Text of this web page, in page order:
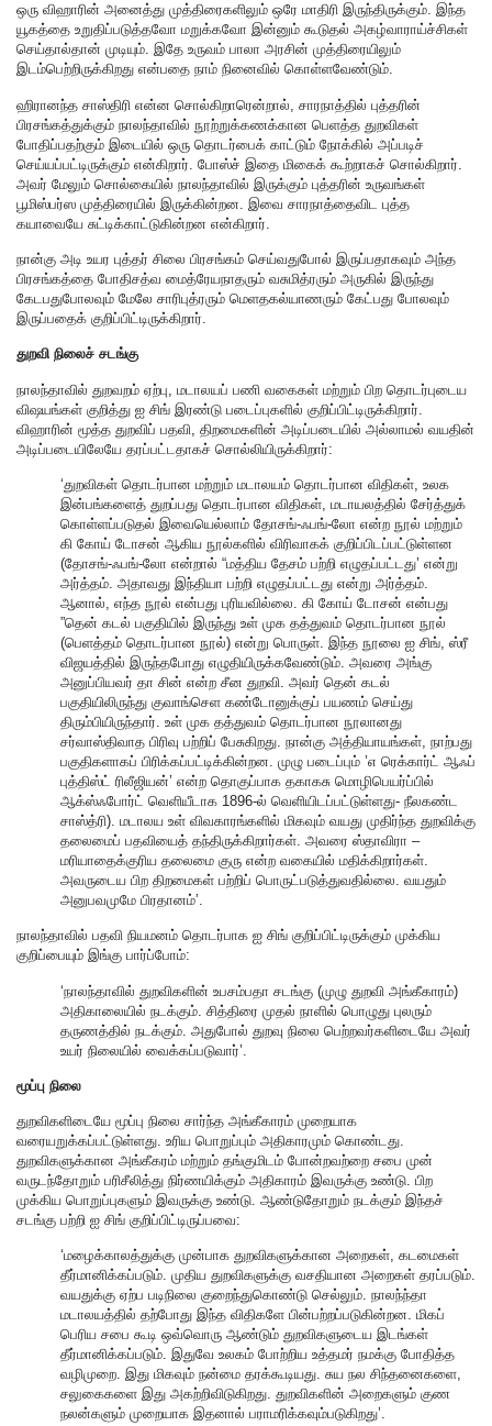
ஒரு விஹாரின் அனைத்து முத்திரைகளிலும் ஒரே மாதிரி இருந்திருக்கும். இந்த
யூகத்தை உறுதிப்படுத்தவோ மறுக்கவோ இன்னும் கூடுதல் அகழ்வாராய்ச்சிகள்
செய்தால்தான் முடியும். இதே உருவம் பாலா அரசின் முத்திரையிலும்
இடம்பெற்றிருக்கிறது என்பதை நாம் நினைவில் கொள்ளவேண்டும்.
ஹிரானந்த சாஸ்திரி என்ன சொல்கிறாரென்றால், சாரநாத்தில் புத்தரின்
பிரசங்கத்துக்கும் நாலந்தாவில் நூற்றுக்கணக்கான பெளத்த துறவிகள்
போதிப்பதற்கும் இடையில் ஒரு தொடர்பைக் காட்டும் நோக்கில் அப்படிச்
செய்யப்பட்டிருக்கும் என்கிறார். போஸ்ச் இதை மிகைக் கூற்றாகச் சொல்கிறார்.
அவர் மேலும் சொல்கையில் நாலந்தாவில் இருக்கும் புத்தரின் உருவங்கள்
பூமிஸ்பர்ஸ முத்திரையில் இருக்கின்றன. இவை சாரநாத்தைவிட புத்த
கயாவையே சுட்டிக்காட்டுகின்றன என்கிறார்.
நான்கு அடி உயர புத்தர் சிலை பிரசங்கம் செய்வதுபோல் இருப்பதாகவும் அந்த
பிரசங்கத்தை போதிசத்வ மைத்ரேயநாதரும் வசுமித்ரரும் அருகில் இருந்து
கேடபதுபோலவும் மேலே சாரிபுத்ரரும் மெளதகல்யாணரும் கேட்பது போலவும்
இருப்பதைக் குறிப்பிட்டிருக்கிறார்.
துறவி நிலைச் சடங்கு
நாலந்தாவில் துறவறம் ஏற்பு, மடாலயப் பணி வகைகள் மற்றும் பிற தொடர்புடைய
விஷயங்கள் குறித்து ஐ சிங் இரண்டு படைப்புகளில் குறிப்பிட்டிருக்கிறார்.
விஹாரின் மூத்த துறவிப் பதவி, திறமைகளின் அடிப்படையில் அல்லாமல் வயதின்
அடிப்படையிலேயே தரப்பட்டதாகச் சொல்லியிருக்கிறார்:
‘துறவிகள் தொடர்பான மற்றும் மடாலயம் தொடர்பான விதிகள், உலக
இன்பங்களைத் துறப்பது தொடர்பான விதிகள், மடாயலத்தில் சேர்த்துக்
கொள்ளப்படுதல் இவையெல்லாம் தோசங்-ஃபங்-லோ என்ற நூல் மற்றும்
கி கோய் டோசன் ஆகிய நூல்களில் விரிவாகக் குறிப்பிடப்பட்டுள்ளன
(தோசங்-ஃபங்-லோ என்றால் “மத்திய தேசம் பற்றி எழுதப்பட்டது’ என்று
அர்த்தம். அதாவது இந்தியா பற்றி எழுதப்பட்டது என்று அர்த்தம்.
ஆனால், எந்த நூல் என்பது புரியவில்லை. கி கோய் டோசன் என்பது
”தென் கடல் பகுதியில் இருந்து உள் முக தத்துவம் தொடர்பான நூல்
(பெளத்தம் தொடர்பான நூல்) என்று பொருள். இந்த நூலை ஐ சிங், ஸ்ரீ
விஜயத்தில் இருந்தபோது எழுதியிருக்கவேண்டும். அவரை அங்கு
அனுப்பியவர் தா சின் என்ற சீன துறவி. அவர் தென் கடல்
பகுதியிலிருந்து குவாங்செள கண்டோனுக்குப் பயணம் செய்து
திரும்பியிருந்தார். உள் முக தத்துவம் தொடர்பான நூலானது
சர்வாஸ்திவாத பிரிவு பற்றிப் பேசுகிறது. நான்கு அத்தியாயங்கள், நாற்பது
பகுதிகளாகப் பிரிக்கப்பட்டிக்கின்றன. முழு படைப்பும் ’எ ரெக்கார்ட் ஆஃப்
புத்திஸ்ட் ரிலீஜியன்’ என்ற தொகுப்பாக தகாகசு மொழிபெயர்ப்பில்
ஆக்ஸ்ஃபோர்ட் வெளியீடாக 1896-ல் வெளியிடப்பட்டுள்ளது- நீலகண்ட
சாஸ்த்ரி). மடாலய உள் விவகாரங்களில் மிகவும் வயது முதிர்ந்த துறவிக்கு
தலைமைப் பதவியைத் தந்திருக்கிறார்கள். அவரை ஸ்தாவிரா –
மரியாதைக்குரிய தலைமை குரு என்ற வகையில் மதிக்கிறார்கள்.
அவருடைய பிற திறமைகள் பற்றிப் பொருட்படுத்துவதில்லை. வயதும்
அனுபவமுமே பிரதானம்’.
நாலந்தாவில் பதவி நியமனம் தொடர்பாக ஐ சிங் குறிப்பிட்டிருக்கும் முக்கிய
குறிப்பையும் இங்கு பார்ப்போம்:
‘நாலந்தாவில் துறவிகளின் உபசம்பதா சடங்கு (முழு துறவி அங்கீகாரம்)
அதிகாலையில் நடக்கும். சித்திரை முதல் நாளில் பொழுது புலரும்
தருணத்தில் நடக்கும். அதுபோல் துறவு நிலை பெற்றவர்களிடையே அவர்
உயர் நிலையில் வைக்கப்படுவார்’.
மூப்பு நிலை
துறவிகளிடையே மூப்பு நிலை சார்ந்த அங்கீகாரம் முறையாக
வரையறுக்கப்பட்டுள்ளது. உரிய பொறுப்பும் அதிகாரமும் கொண்டது.
துறவிகளுக்கான அங்கீகரம் மற்றும் தங்குமிடம் போன்றவற்றை சபை முன்
வருடந்தோறும் பரிசீலித்து நிர்ணயிக்கும் அதிகாரம் இவருக்கு உண்டு. பிற
முக்கிய பொறுப்புகளும் இவருக்கு உண்டு. ஆண்டுதோறும் நடக்கும் இந்தச்
சடங்கு பற்றி ஐ சிங் குறிப்பிட்டிருப்பவை:
‘மழைக்காலத்துக்கு முன்பாக துறவிகளுக்கான அறைகள், கடமைகள்
தீர்மானிக்கப்படும். முதிய துறவிகளுக்கு வசதியான அறைகள் தரப்படும்.
வயதுக்கு ஏற்ப படிநிலை குறைந்துகொண்டு செல்லும். நாலந்ந்தா
மடாலயத்தில் தற்போது இந்த விதிகளே பின்பற்றப்படுகின்றன. மிகப்
பெரிய சபை கூடி ஒவ்வொரு ஆண்டும் துறவிகளுடைய இடங்கள்
தீர்மானிக்கப்படும். இதுவே உலகம் போற்றிய உத்தமர் நமக்கு போதித்த
வழிமுறை. இது மிகவும் நன்மை தரக்கூடியது. சுய நல சிந்தனைகளை,
சலுகைகளை இது அகற்றிவிடுகிறது. துறவிகளின் அறைகளும் குண
நலன்களும் முறையாக இதனால் பராமரிக்கவும்படுகிறது’.